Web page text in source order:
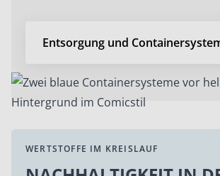
Entsorgung und
WERTSTOFFE IM KREISLAUF